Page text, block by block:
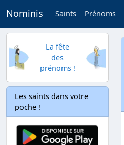
Nominis Saints Prénoms
La fête
des
prénoms !
Les saints dans votre
poche !